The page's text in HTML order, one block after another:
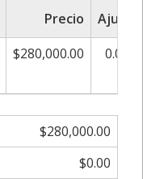
Precio
Ajuste
$280,000.00 0.00%
$280,000.00
$0.00